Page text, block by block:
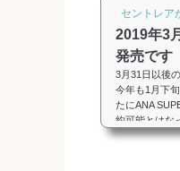
セントレア
2019年3
発売です
3月31日以後
今年も1月下
たにANA
約可能とはな
ね。それに対